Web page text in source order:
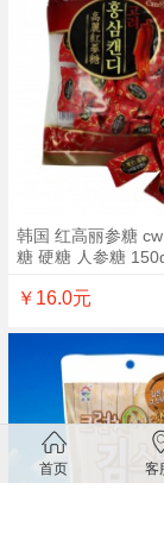
韩国 红高丽参糖
糖 硬糖 人参糖
￥16.0元
首页 客